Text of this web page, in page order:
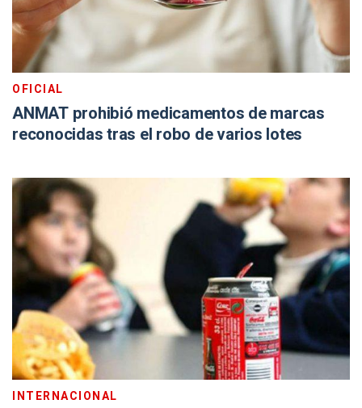
OFICIAL
ANMAT prohibió medicamentos de marcas
reconocidas tras el robo de varios lotes
INTERNACIONAL